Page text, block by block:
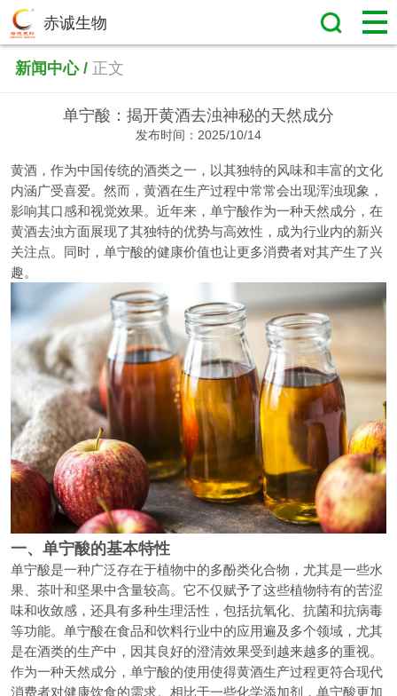
赤诚生物
新闻中心 / 正文
单宁酸：揭开黄酒去浊神秘的天然成分
发布时间：2025/10/14
黄酒，作为中国传统的酒类之一，以其独特的风味和丰富的文化
内涵广受喜爱。然而，黄酒在生产过程中常常会出现浑浊现象，
影响其口感和视觉效果。近年来，单宁酸作为一种天然成分，在
黄酒去浊方面展现了其独特的优势与高效性，成为行业内的新兴
关注点。同时，单宁酸的健康价值也让更多消费者对其产生了兴
趣。
一、单宁酸的基本特性
单宁酸是一种广泛存在于植物中的多酚类化合物，尤其是一些水
果、茶叶和坚果中含量较高。它不仅赋予了这些植物特有的苦涩
味和收敛感，还具有多种生理活性，包括抗氧化、抗菌和抗病毒
等功能。单宁酸在食品和饮料行业中的应用遍及多个领域，尤其
是在酒类的生产中，因其良好的澄清效果受到越来越多的重视。
作为一种天然成分，单宁酸的使用使得黄酒生产过程更符合现代
消费者对健康饮食的需求。相比于一些化学添加剂，单宁酸更加